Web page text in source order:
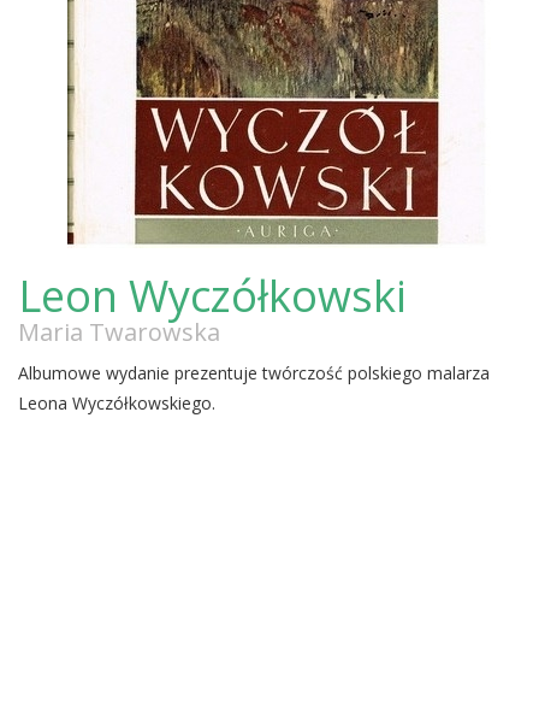
Leon Wyczółkowski
Maria Twarowska
Albumowe wydanie prezentuje twórczość polskiego malarza
Leona Wyczółkowskiego.